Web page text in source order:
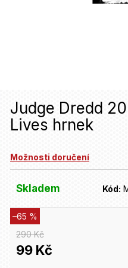
Judge Dredd
Lives hrnek
Možnosti doručení
Skladem Kód:
290 Kč
–65 %
99 Kč
n
a
í
?